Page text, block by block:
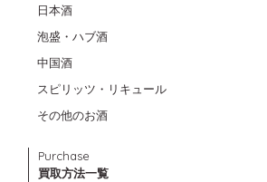
日本酒
泡盛・ハブ酒
中国酒
スピリッツ・リキュール
その他のお酒
Purchase
買取方法一覧